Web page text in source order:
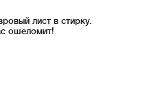
лист в стирку.
ошеломит!